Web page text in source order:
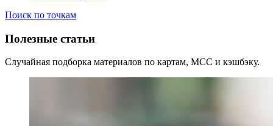
Поиск по точкам
Полезные статьи
Случайная подборка материалов по картам, MCC и кэшбэку.